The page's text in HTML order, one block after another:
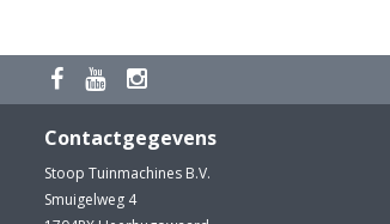
Contactgegevens
Stoop Tuinmachines B.V.
Smuigelweg 4